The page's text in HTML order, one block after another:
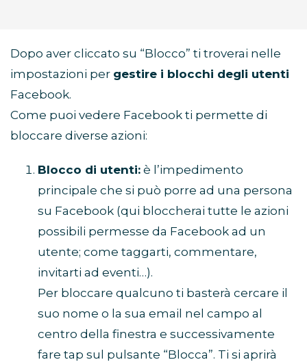
Dopo aver cliccato su “Blocco” ti troverai nelle
impostazioni per gestire i blocchi degli utenti
Facebook.
Come puoi vedere Facebook ti permette di
bloccare diverse azioni:
Blocco di utenti: è l’impedimento
principale che si può porre ad una persona
su Facebook (qui bloccherai tutte le azioni
possibili permesse da Facebook ad un
utente; come taggarti, commentare,
invitarti ad eventi…).
Per bloccare qualcuno ti basterà cercare il
suo nome o la sua email nel campo al
centro della finestra e successivamente
fare tap sul pulsante “Blocca”. Ti si aprirà